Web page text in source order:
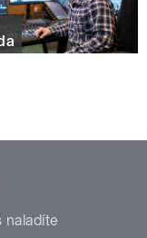
naladíte